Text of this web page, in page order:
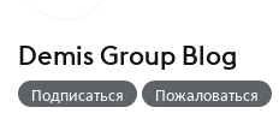
Demis Group Blog
Подписаться Пожаловаться